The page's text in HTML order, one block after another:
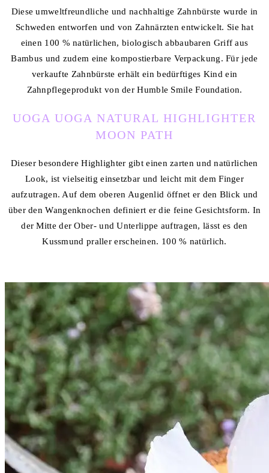
Diese umweltfreundliche und nachhaltige Zahnbürste wurde in
Schweden entworfen und von Zahnärzten entwickelt. Sie hat
einen 100 % natürlichen, biologisch abbaubaren Griff aus
Bambus und zudem eine kompostierbare Verpackung. Für jede
verkaufte Zahnbürste erhält ein bedürftiges Kind ein
Zahnpflegeprodukt von der Humble Smile Foundation.
UOGA UOGA NATURAL HIGHLIGHTER
MOON PATH
Dieser besondere Highlighter gibt einen zarten und natürlichen
Look, ist vielseitig einsetzbar und leicht mit dem Finger
aufzutragen. Auf dem oberen Augenlid öffnet er den Blick und
über den Wangenknochen definiert er die feine Gesichtsform. In
der Mitte der Ober- und Unterlippe auftragen, lässt es den
Kussmund praller erscheinen. 100 % natürlich.